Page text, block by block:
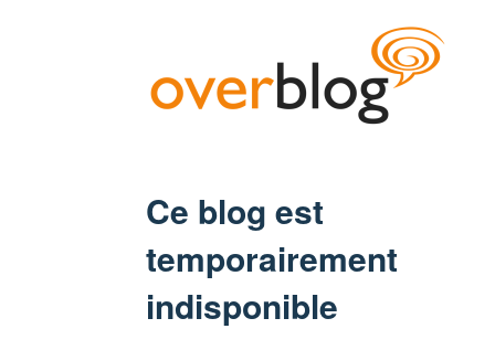
Ce blog est
temporairement
indisponible